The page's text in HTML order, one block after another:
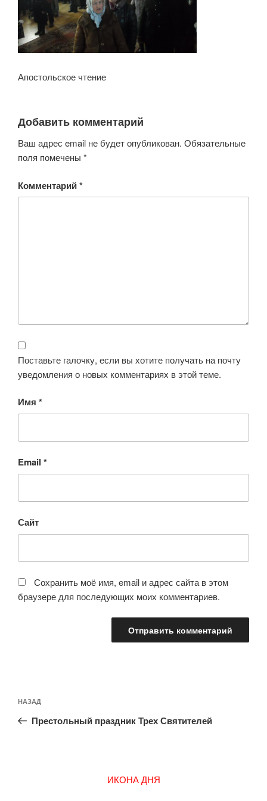
Апостольское чтение
Добавить комментарий
Ваш адрес email не будет опубликован. Обязательные
поля помечены *
Комментарий*
Поставьте галочку, если вы хотите получать на почту
уведомления о новых комментариях в этой теме.
Имя *
Email *
Сайт
Сохранить моё имя, email и адрес сайта в этом
браузере для последующих моих комментариев.
по
записям
Предыдущая
запись:
НАЗАД
Престольный праздник Трех Святителей
ИКОНА ДНЯ